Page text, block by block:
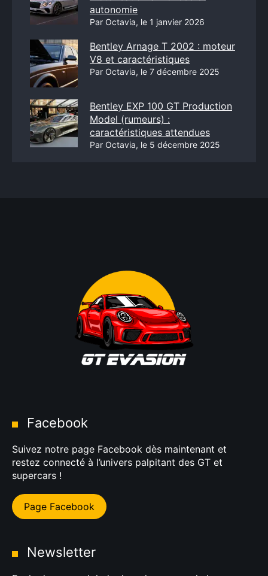
autonomie
Par Octavia, le 1 janvier 2026
Bentley Arnage T 2002 : moteur
V8 et caractéristiques
Par Octavia, le 7 décembre 2025
Bentley EXP 100 GT Production
Model (rumeurs) :
caractéristiques attendues
Par Octavia, le 5 décembre 2025
Facebook
Suivez notre page Facebook dès maintenant et
restez connecté à l’univers palpitant des GT et
supercars !
Page Facebook
Newsletter